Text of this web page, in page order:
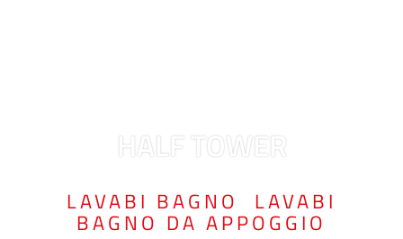
HALF TOWER
LAVABI BAGNO LAVABI
BAGNO DA APPOGGIO